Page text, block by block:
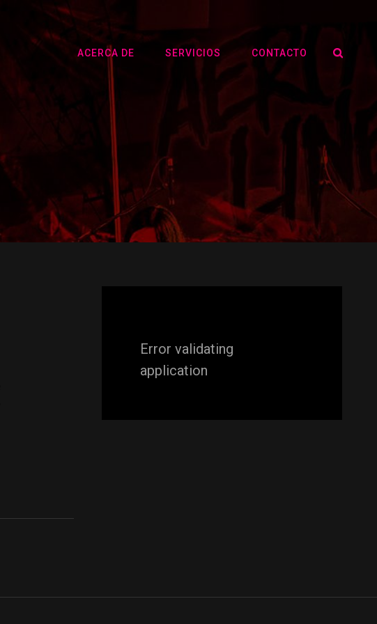
ACERCA DE SERVICIOS CONTACTO
Error validating
application